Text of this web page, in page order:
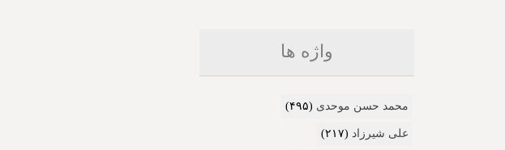
واژه ها
محمد حسن موحدی (۴۹۵)
علی شیرزاد (۲۱۷)